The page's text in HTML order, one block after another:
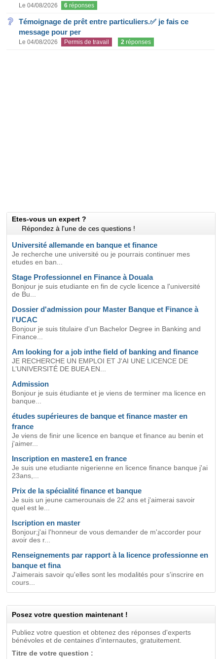
Le 04/08/2026 6 réponses
Témoignage de prêt entre particuliers.✅ je fais ce
message pour per
Le 04/08/2026 Permis de travail 2 réponses
Etes-vous un expert ?
Répondez à l'une de ces questions !
Université allemande en banque et finance
Je recherche une université ou je pourrais continuer mes
etudes en ban...
Stage Professionnel en Finance à Douala
Bonjour je suis etudiante en fin de cycle licence a l'université
de Bu...
Dossier d'admission pour Master Banque et Finance à
l'UCAC
Bonjour je suis titulaire d'un Bachelor Degree in Banking and
Finance...
Am looking for a job inthe field of banking and finance
JE RECHERCHE UN EMPLOI ET J'AI UNE LICENCE DE
L’UNIVERSITÉ DE BUEA EN...
Admission
Bonjour je suis étudiante et je viens de terminer ma licence en
banque...
études supérieures de banque et finance master en
france
Je viens de finir une licence en banque et finance au benin et
j'aimer...
Inscription en mastere1 en france
Je suis une etudiante nigerienne en licence finance banque j'ai
23ans,...
Prix de la spécialité finance et banque
Je suis un jeune camerounais de 22 ans et j'aimerai savoir
quel est le...
Iscription en master
Bonjour;j'ai l'honneur de vous demander de m'accorder pour
avoir des r...
Renseignements par rapport à la licence professionne en
banque et fina
J'aimerais savoir qu'elles sont les modalités pour s'inscrire en
cours...
Posez votre question maintenant !
Publiez votre question et obtenez des réponses d'experts
bénévoles et de centaines d'internautes, gratuitement.
Titre de votre question :